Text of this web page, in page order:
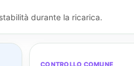
durante la ricarica.